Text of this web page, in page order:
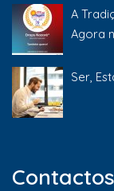
A
Agora
Ser,
Contactos